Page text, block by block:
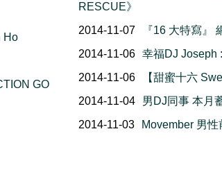
Ho
GO
RESCUE》
2014-11-07
『16 大特寫』
2014-11-06
幸福DJ Joseph
2014-11-06
【甜蜜十六
2014-11-04
男DJ同事 本月
2014-11-03
Movember 男